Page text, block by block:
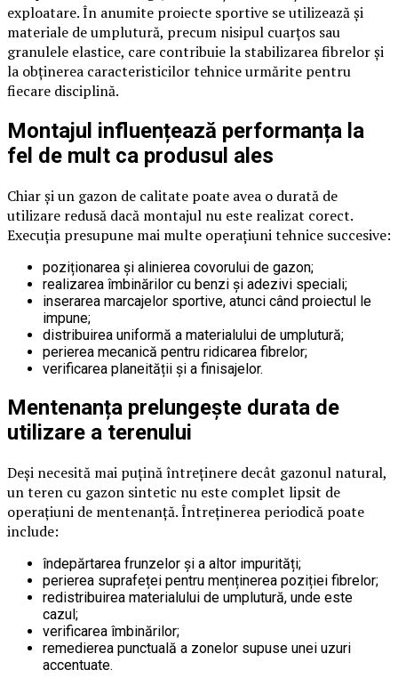
exploatare. În anumite proiecte sportive se utilizează și
materiale de umplutură, precum nisipul cuarțos sau
granulele elastice, care contribuie la stabilizarea fibrelor și
la obținerea caracteristicilor tehnice urmărite pentru
fiecare disciplină.
Montajul influențează performanța la
fel de mult ca produsul ales
Chiar și un gazon de calitate poate avea o durată de
utilizare redusă dacă montajul nu este realizat corect.
Execuția presupune mai multe operațiuni tehnice succesive:
poziționarea și alinierea covorului de gazon;
realizarea îmbinărilor cu benzi și adezivi speciali;
inserarea marcajelor sportive, atunci când proiectul le
impune;
distribuirea uniformă a materialului de umplutură;
perierea mecanică pentru ridicarea fibrelor;
verificarea planeității și a finisajelor.
Mentenanța prelungește durata de
utilizare a terenului
Deși necesită mai puțină întreținere decât gazonul natural,
un teren cu gazon sintetic nu este complet lipsit de
operațiuni de mentenanță. Întreținerea periodică poate
include:
îndepărtarea frunzelor și a altor impurități;
perierea suprafeței pentru menținerea poziției fibrelor;
redistribuirea materialului de umplutură, unde este
cazul;
verificarea îmbinărilor;
remedierea punctuală a zonelor supuse unei uzuri
accentuate.